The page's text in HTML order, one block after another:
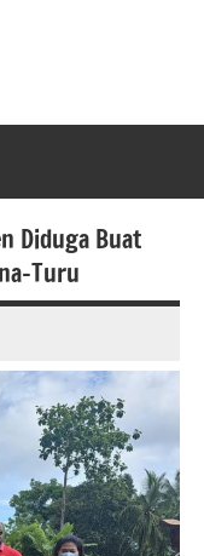
Diduga Buat
Turu